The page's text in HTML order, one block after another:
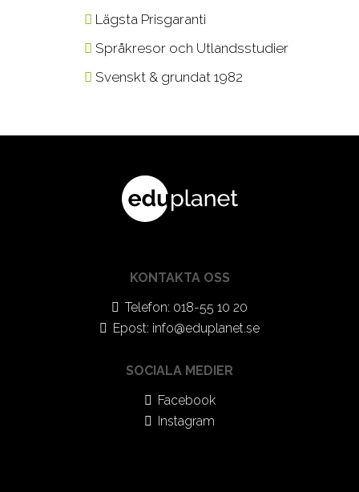
Lägsta Prisgaranti
Språkresor och Utlandsstudier
Svenskt & grundat 1982
KONTAKTA OSS
Telefon: 018-55 10 20
Epost: info@eduplanet.se
SOCIALA MEDIER
Facebook
Instagram